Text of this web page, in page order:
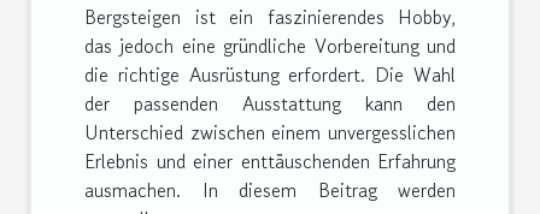
Bergsteigen ist ein faszinierendes Hobby,
das jedoch eine gründliche Vorbereitung und
die richtige Ausrüstung erfordert. Die Wahl
der passenden Ausstattung kann den
Unterschied zwischen einem unvergesslichen
Erlebnis und einer enttäuschenden Erfahrung
ausmachen. In diesem Beitrag werden